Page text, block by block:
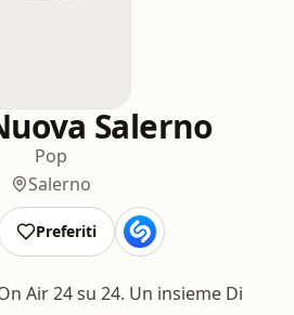
Salerno
Pop
Salerno
Preferiti
Air 24 su 24. Un insieme Di